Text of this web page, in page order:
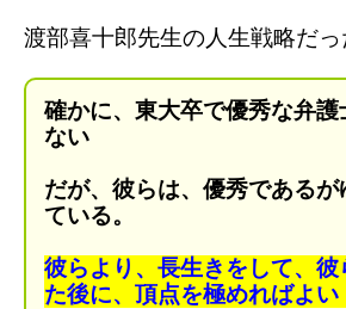
渡部喜十郎先生の人生戦略だっ
確かに、 東大卒で優秀な弁
ない
だが、 彼らは、優秀であるが
ている。
彼らより、 長生きをして、 彼
た後に、 頂点を極めればよい